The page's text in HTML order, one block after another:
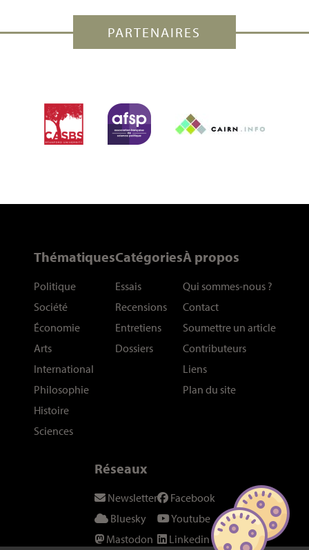
PARTENAIRES
Thématiques
Politique
Société
Économie
Arts
International
Philosophie
Histoire
Sciences
Catégories
Essais
Recensions
Entretiens
Dossiers
À propos
Qui sommes-nous ?
Contact
Soumettre un article
Contributeurs
Liens
Plan du site
Réseaux
Newsletter
Bluesky
Mastodon
Facebook
Youtube
Linkedin